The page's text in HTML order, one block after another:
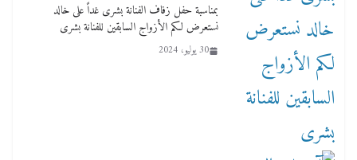
بمناسبة حفل زفاف الفنانة بشرى غداً على خالد
نستعرض لكم الأزواج السابقين للفنانة بشرى
30 يوليو، 2024